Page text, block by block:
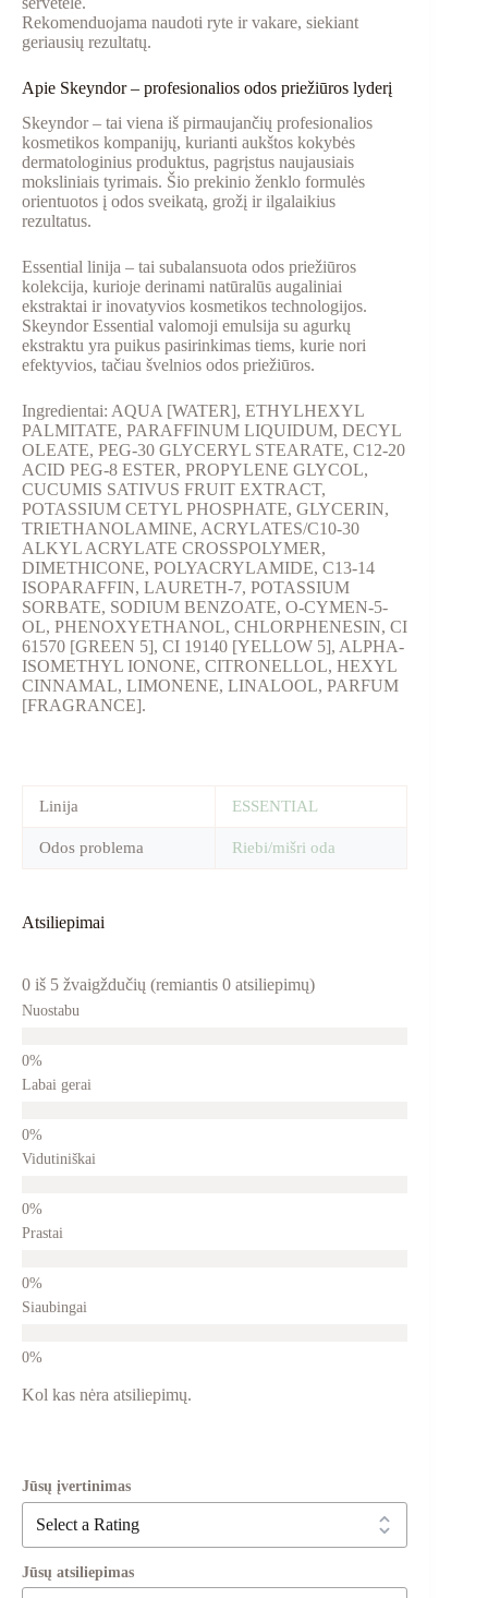
Rekomenduojama naudoti ryte ir vakare, siekiant
geriausių rezultatų.
Apie Skeyndor – profesionalios odos priežiūros lyderį
Skeyndor – tai viena iš pirmaujančių profesionalios
kosmetikos kompanijų, kurianti aukštos kokybės
dermatologinius produktus, pagrįstus naujausiais
moksliniais tyrimais. Šio prekinio ženklo formulės
orientuotos į odos sveikatą, grožį ir ilgalaikius
rezultatus.
Essential linija – tai subalansuota odos priežiūros
kolekcija, kurioje derinami natūralūs augaliniai
ekstraktai ir inovatyvios kosmetikos technologijos.
Skeyndor Essential valomoji emulsija su agurkų
ekstraktu yra puikus pasirinkimas tiems, kurie nori
efektyvios, tačiau švelnios odos priežiūros.
Ingredientai: AQUA [WATER], ETHYLHEXYL
PALMITATE, PARAFFINUM LIQUIDUM, DECYL
OLEATE, PEG-30 GLYCERYL STEARATE, C12-20
ACID PEG-8 ESTER, PROPYLENE GLYCOL,
CUCUMIS SATIVUS FRUIT EXTRACT,
POTASSIUM CETYL PHOSPHATE, GLYCERIN,
TRIETHANOLAMINE, ACRYLATES/C10-30
ALKYL ACRYLATE CROSSPOLYMER,
DIMETHICONE, POLYACRYLAMIDE, C13-14
ISOPARAFFIN, LAURETH-7, POTASSIUM
SORBATE, SODIUM BENZOATE, O-CYMEN-5-
OL, PHENOXYETHANOL, CHLORPHENESIN, CI
61570 [GREEN 5], CI 19140 [YELLOW 5], ALPHA-
ISOMETHYL IONONE, CITRONELLOL, HEXYL
CINNAMAL, LIMONENE, LINALOOL, PARFUM
[FRAGRANCE].
Linija ESSENTIAL
Odos problema Riebi/mišri oda
Atsiliepimai
0 iš 5 žvaigždučių (remiantis 0 atsiliepimų)
Nuostabu
Labai gerai
Vidutiniškai
Prastai
Siaubingai
Kol kas nėra atsiliepimų.
Jūsų įvertinimas
Jūsų atsiliepimas